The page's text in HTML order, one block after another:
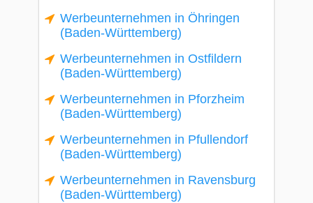
Werbeunternehmen in Öhringen
(Baden-Württemberg)
Werbeunternehmen in Ostfildern
(Baden-Württemberg)
Werbeunternehmen in Pforzheim
(Baden-Württemberg)
Werbeunternehmen in Pfullendorf
(Baden-Württemberg)
Werbeunternehmen in Ravensburg
(Baden-Württemberg)